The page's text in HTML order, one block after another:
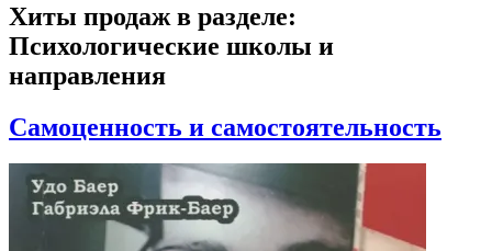
Хиты продаж в разделе:
Психологические школы и
направления
Самоценность и самостоятельность